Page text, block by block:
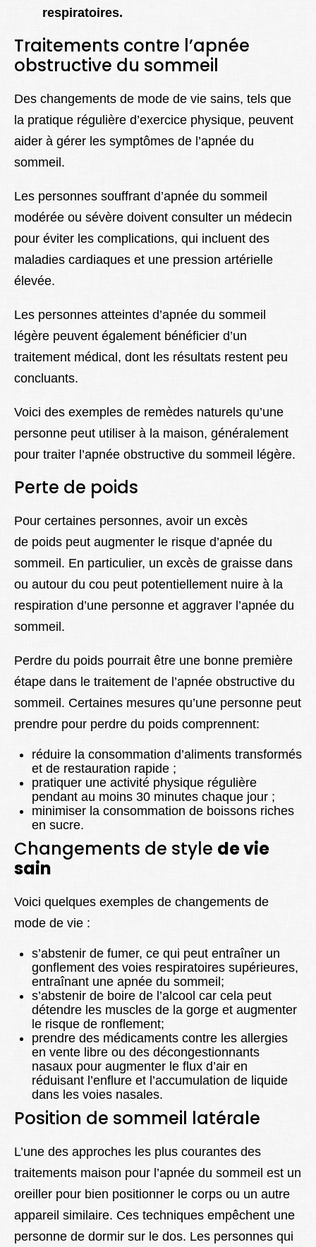
respiratoires.
Traitements contre l’apnée
obstructive du sommeil
Des changements de mode de vie sains, tels que
la pratique régulière d’exercice physique, peuvent
aider à gérer les symptômes de l’apnée du
sommeil.
Les personnes souffrant d’apnée du sommeil
modérée ou sévère doivent consulter un médecin
pour éviter les complications, qui incluent des
maladies cardiaques et une pression artérielle
élevée.
Les personnes atteintes d’apnée du sommeil
légère peuvent également bénéficier d’un
traitement médical, dont les résultats restent peu
concluants.
Voici des exemples de remèdes naturels qu’une
personne peut utiliser à la maison, généralement
pour traiter l’apnée obstructive du sommeil légère.
Perte de poids
Pour certaines personnes, avoir un excès
de poids peut augmenter le risque d’apnée du
sommeil. En particulier, un excès de graisse dans
ou autour du cou peut potentiellement nuire à la
respiration d’une personne et aggraver l’apnée du
sommeil.
Perdre du poids pourrait être une bonne première
étape dans le traitement de l’apnée obstructive du
sommeil. Certaines mesures qu’une personne peut
prendre pour perdre du poids comprennent:
réduire la consommation d’aliments transformés
et de restauration rapide ;
pratiquer une activité physique régulière
pendant au moins 30 minutes chaque jour ;
minimiser la consommation de boissons riches
en sucre.
Changements de style de vie
sain
Voici quelques exemples de changements de
mode de vie :
s’abstenir de fumer, ce qui peut entraîner un
gonflement des voies respiratoires supérieures,
entraînant une apnée du sommeil;
s’abstenir de boire de l’alcool car cela peut
détendre les muscles de la gorge et augmenter
le risque de ronflement;
prendre des médicaments contre les allergies
en vente libre ou des décongestionnants
nasaux pour augmenter le flux d’air en
réduisant l’enflure et l’accumulation de liquide
dans les voies nasales.
Position de sommeil latérale
L’une des approches les plus courantes des
traitements maison pour l’apnée du sommeil est un
oreiller pour bien positionner le corps ou un autre
appareil similaire. Ces techniques empêchent une
personne de dormir sur le dos. Les personnes qui